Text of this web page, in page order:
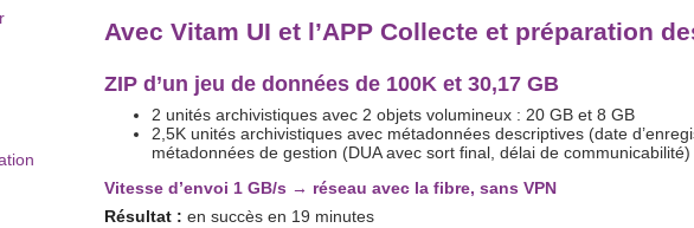
Avec Vitam UI et l’APP Collecte et préparation
ZIP d’un jeu de données de 100K et 30,17 GB
2 unités archivistiques avec 2 objets volumineux : 20 GB et 8 GB
2,5K unités archivistiques avec métadonnées descriptives (date
métadonnées de gestion (DUA avec sort final, délai de communicabilité)
Vitesse d’envoi 1 GB/s → réseau avec la fibre, sans VPN
Résultat : en succès en 19 minutes